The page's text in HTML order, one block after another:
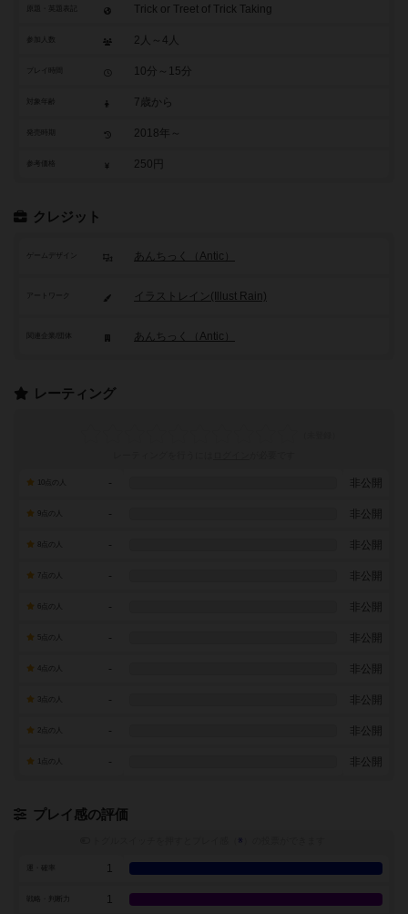
Trick or Treet of Trick Taking
参加人数 2人～4人
10分～15分
7歳から
2018年～
参考価格 250円
クレジット
ゲームデザイン あんちっく（Antic）
アートワーク イラストレイン(Illust Rain)
あんちっく（Antic）
レーティング
- 非公開
- 非公開
- 非公開
7点の人 - 非公開
- 非公開
- 非公開
- 非公開
- 非公開
- 非公開
- 非公開
プレイ感の評価
※
1
戦略・判断力 1